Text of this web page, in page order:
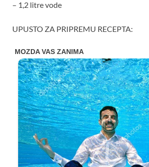
– 1,2 litre vode
UPUSTO ZA PRIPREMU RECEPTA: